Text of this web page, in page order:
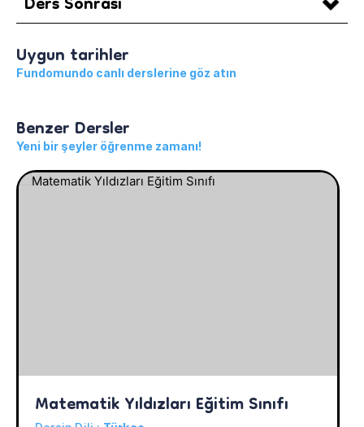
Uygun tarihler
Fundomundo canlı derslerine göz atın
Benzer Dersler
Yeni bir şeyler öğrenme zamanı!
Matematik Yıldızları Eğitim Sınıfı